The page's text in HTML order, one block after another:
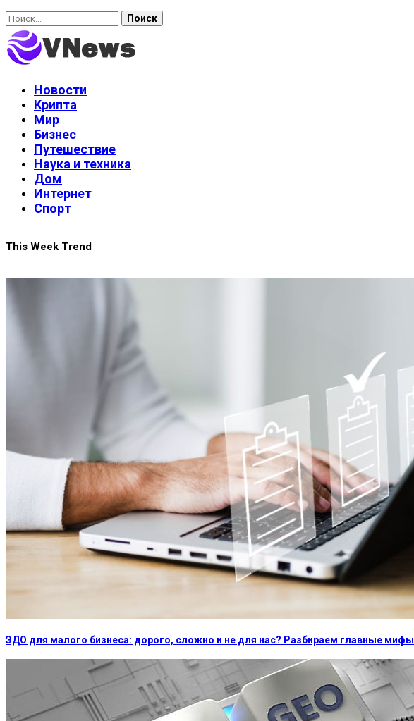
Найти:
Новости
Крипта
Мир
Бизнес
Путешествие
Наука и техника
Дом
Интернет
Спорт
This Week Trend
ЭДО для малого бизнеса: дорого, сложно и не для нас? Разбираем главные мифы